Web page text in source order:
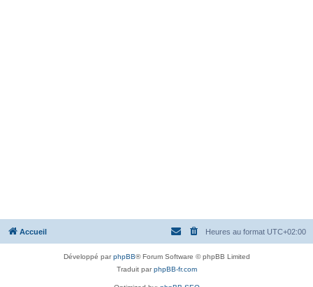
Accueil Heures au format UTC+02:00
Développé parphpBB® Forum Software © phpBB Limited
Traduit parphpBB-fr.com